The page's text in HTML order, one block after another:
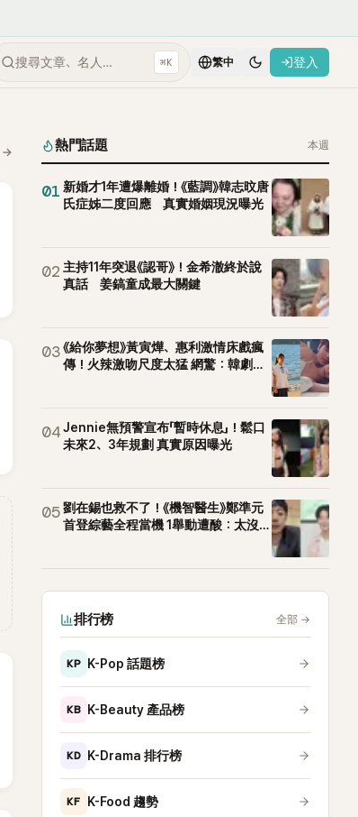
搜尋文章、名人… ⌘K 繁中 登入
→ 熱門話題 本週
01 新婚才1年遭爆離婚！《藍調》韓志旼唐
氏症姊二度回應 真實婚姻現況曝光
02 主持11年突退《認哥》！金希澈終於說
真話 姜鎬童成最大關鍵
03《給你夢想》黃寅燁、惠利激情床戲瘋
傳！火辣激吻尺度太猛 網驚：韓劇太
04Jennie無預警宣布「暫時休息」！鬆口
未來2、3年規劃 真實原因曝光
05劉在錫也救不了！《機智醫生》鄭準元
首登綜藝全程當機 1舉動遭酸：太沒誠
排行榜 全部 →
KP K-Pop 話題榜
KB K-Beauty 產品榜
KD K-Drama 排行榜
KF K-Food 趨勢